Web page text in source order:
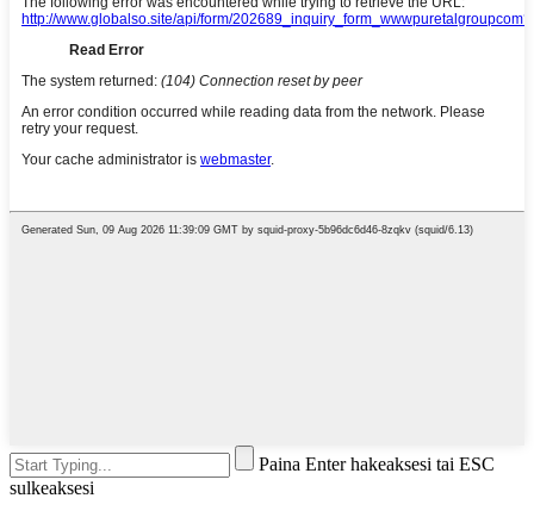
Paina Enter hakeaksesi tai ESC
sulkeaksesi